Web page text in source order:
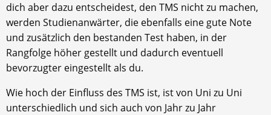
dich aber dazu entscheidest, den TMS nicht zu machen,
werden Studienanwärter, die ebenfalls eine gute Note
und zusätzlich den bestanden Test haben, in der
Rangfolge höher gestellt und dadurch eventuell
bevorzugter eingestellt als du.
Wie hoch der Einfluss des TMS ist, ist von Uni zu Uni
unterschiedlich und sich auch von Jahr zu Jahr